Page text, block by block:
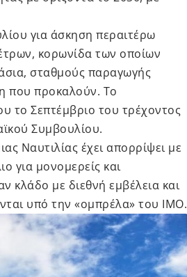
για άσκηση περαιτέρω
κορωνίδα των οποίων
σταθμούς παραγωγής
που προκαλούν. Το
το Σεπτέμβριο του τρέχοντος
Συμβουλίου.
Ναυτιλίας έχει απορρίψει με
για μονομερείς και
κλάδο με διεθνή εμβέλεια και
υπό την «ομπρέλα» του ΙΜΟ.